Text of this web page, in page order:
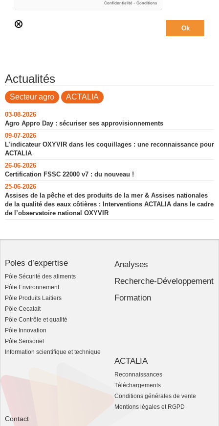
Actualités
Secteur agro ACTALIA
03-08-2026
Agro Appro Day : sécuriser ses approvisionnements
09-07-2026
L’indicateur OXYVIR dans les coquillages : une reconnaissance pour
ACTALIA
26-06-2026
Certification FSSC 22000 v7 : du nouveau !
25-06-2026
Assises de la pêche et des produits de la mer & Assises nationales
de la qualité des eaux côtières : Interventions ACTALIA dans le cadre
de l’observatoire national OXYVIR
Poles d’expertise
Pôle Sécurité des aliments
Pôle Environnement
Pôle Produits Laitiers
Pôle Cecalait
Pôle Contrôle et qualité
Pôle Innovation
Pôle Sensoriel
Information scientifique et technique
Analyses
Recherche-Développement
Formation
ACTALIA
Reconnaissances
Téléchargements
Conditions générales de vente
Mentions légales et RGPD
Contact